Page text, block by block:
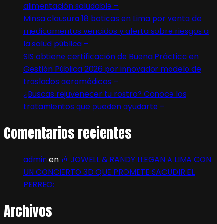
alimentación saludable –
Minsa clausura 18 boticas en Lima por venta de
medicamentos vencidos y alerta sobre riesgos a
la salud pública –
SIS obtiene certificación de Buena Práctica en
Gestión Pública 2026 por innovador modelo de
traslados aeromédicos –
¿Buscas rejuvenecer tu rostro? Conoce los
tratamientos que pueden ayudarte –
Comentarios recientes
adminen 🎶 JOWELL & RANDY LLEGAN A LIMA CON
UN CONCIERTO 3D QUE PROMETE SACUDIR EL
PERREO:
Archivos